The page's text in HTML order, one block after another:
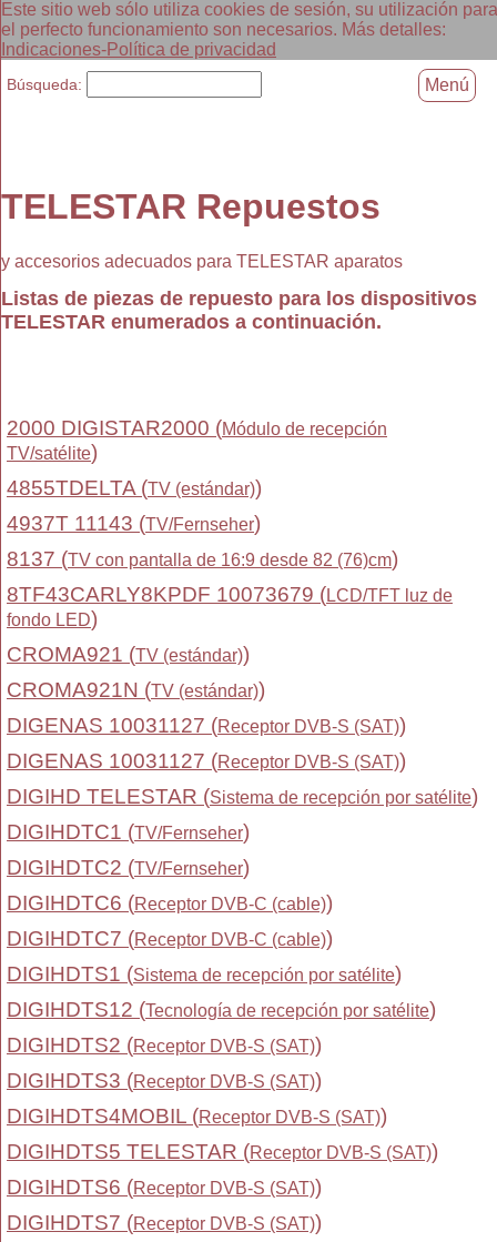
Este sitio web sólo utiliza cookies de sesión, su utilización para
el perfecto funcionamiento son necesarios. Más detalles:
Indicaciones-Política de privacidad
TELESTAR Repuestos
y accesorios adecuados para TELESTAR aparatos
Listas de piezas de repuesto para los dispositivos
TELESTAR enumerados a continuación.
2000 DIGISTAR2000 (Módulo de recepción
TV/satélite)
4855TDELTA (TV (estándar))
4937T 11143 (TV/Fernseher)
8137 (TV con pantalla de 16:9 desde 82 (76)cm)
8TF43CARLY8KPDF 10073679 (LCD/TFT luz de
fondo LED)
CROMA921 (TV (estándar))
CROMA921N (TV (estándar))
DIGENAS 10031127 (Receptor DVB-S (SAT))
DIGENAS 10031127 (Receptor DVB-S (SAT))
DIGIHD TELESTAR (Sistema de recepción por satélite)
DIGIHDTC1 (TV/Fernseher)
DIGIHDTC2 (TV/Fernseher)
DIGIHDTC6 (Receptor DVB-C (cable))
DIGIHDTC7 (Receptor DVB-C (cable))
DIGIHDTS1 (Sistema de recepción por satélite)
DIGIHDTS12 (Tecnología de recepción por satélite)
DIGIHDTS2 (Receptor DVB-S (SAT))
DIGIHDTS3 (Receptor DVB-S (SAT))
DIGIHDTS4MOBIL (Receptor DVB-S (SAT))
DIGIHDTS5 TELESTAR (Receptor DVB-S (SAT))
DIGIHDTS6 (Receptor DVB-S (SAT))
DIGIHDTS7 (Receptor DVB-S (SAT))
Búsqueda: Menú